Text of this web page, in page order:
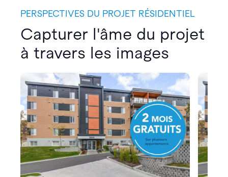
PERSPECTIVES DU PROJET RÉSIDENTIEL
Capturer l'âme du projet
à travers les images